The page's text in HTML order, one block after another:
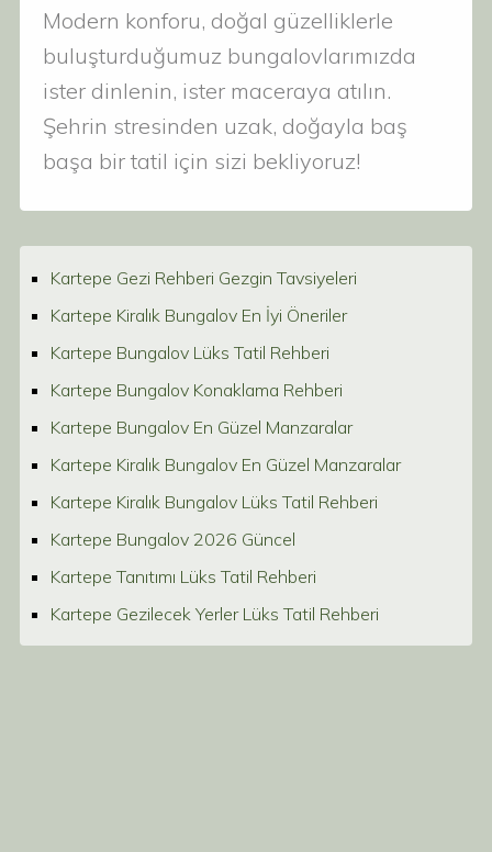
Modern konforu, doğal güzelliklerle
buluşturduğumuz bungalovlarımızda
ister dinlenin, ister maceraya atılın.
Şehrin stresinden uzak, doğayla baş
başa bir tatil için sizi bekliyoruz!
Kartepe Gezi Rehberi Gezgin Tavsiyeleri
Kartepe Kiralık Bungalov En İyi Öneriler
Kartepe Bungalov Lüks Tatil Rehberi
Kartepe Bungalov Konaklama Rehberi
Kartepe Bungalov En Güzel Manzaralar
Kartepe Kiralık Bungalov En Güzel Manzaralar
Kartepe Kiralık Bungalov Lüks Tatil Rehberi
Kartepe Bungalov 2026 Güncel
Kartepe Tanıtımı Lüks Tatil Rehberi
Kartepe Gezilecek Yerler Lüks Tatil Rehberi